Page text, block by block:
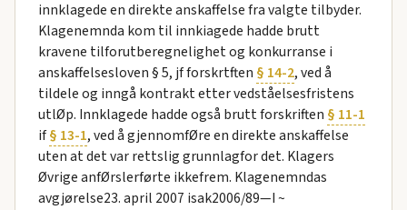
innklagede en direkte anskaffelse fra valgte tilbyder.
Klagenemnda kom til innkiagede hadde brutt
kravene tilforutberegnelighet og konkurranse i
anskaffelsesloven § 5, jf forskrtften § 14-2, ved å
tildele og inngå kontrakt etter vedståelsesfristens
utlØp. Innklagede hadde også brutt forskriften § 11-1
if§ 13-1, ved å gjennomfØre en direkte anskaffelse
uten at det var rettslig grunnlagfor det. Klagers
Øvrige anfØrslerførte ikkefrem. Klagenemndas
avgjørelse23. april 2007 isak2006/89—I ~